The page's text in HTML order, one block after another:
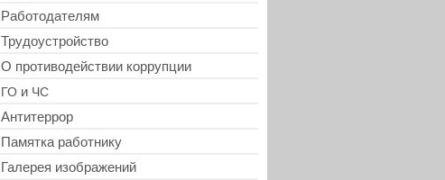
Работодателям
Трудоустройство
О противодействии коррупции
ГО и ЧС
Антитеррор
Памятка работнику
Галерея изображений